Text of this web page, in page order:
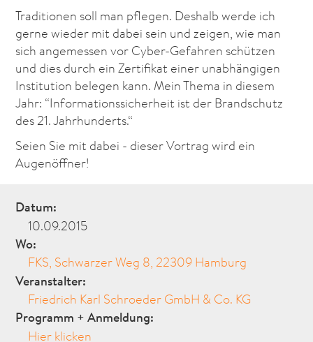
Traditionen soll man pflegen. Deshalb werde ich
gerne wieder mit dabei sein und zeigen, wie man
sich angemessen vor Cyber-Gefahren schützen
und dies durch ein Zertifikat einer unabhängigen
Institution belegen kann. Mein Thema in diesem
Jahr: “Informationssicherheit ist der Brandschutz
des 21. Jahrhunderts.“
Seien Sie mit dabei - dieser Vortrag wird ein
Augenöffner!
Datum:
10.09.2015
Wo:
FKS, Schwarzer Weg 8, 22309 Hamburg
Veranstalter:
Friedrich Karl Schroeder GmbH & Co. KG
Programm + Anmeldung:
Hier klicken